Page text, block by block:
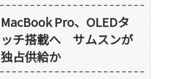
MacBook Pro、OLEDタ
ッチ搭載へ サムスンが
独占供給か